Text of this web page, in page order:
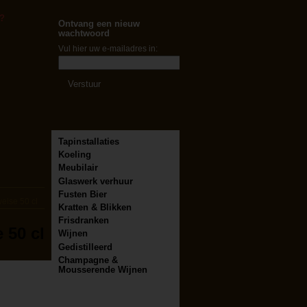
Ontvang een nieuw
wachtwoord
Vul hier uw e-mailadres in:
Tapinstallaties
Koeling
Meubilair
Glaswerk verhuur
Fusten Bier
Kratten & Blikken
Frisdranken
Wijnen
Gedistilleerd
Champagne &
Mousserende Wijnen